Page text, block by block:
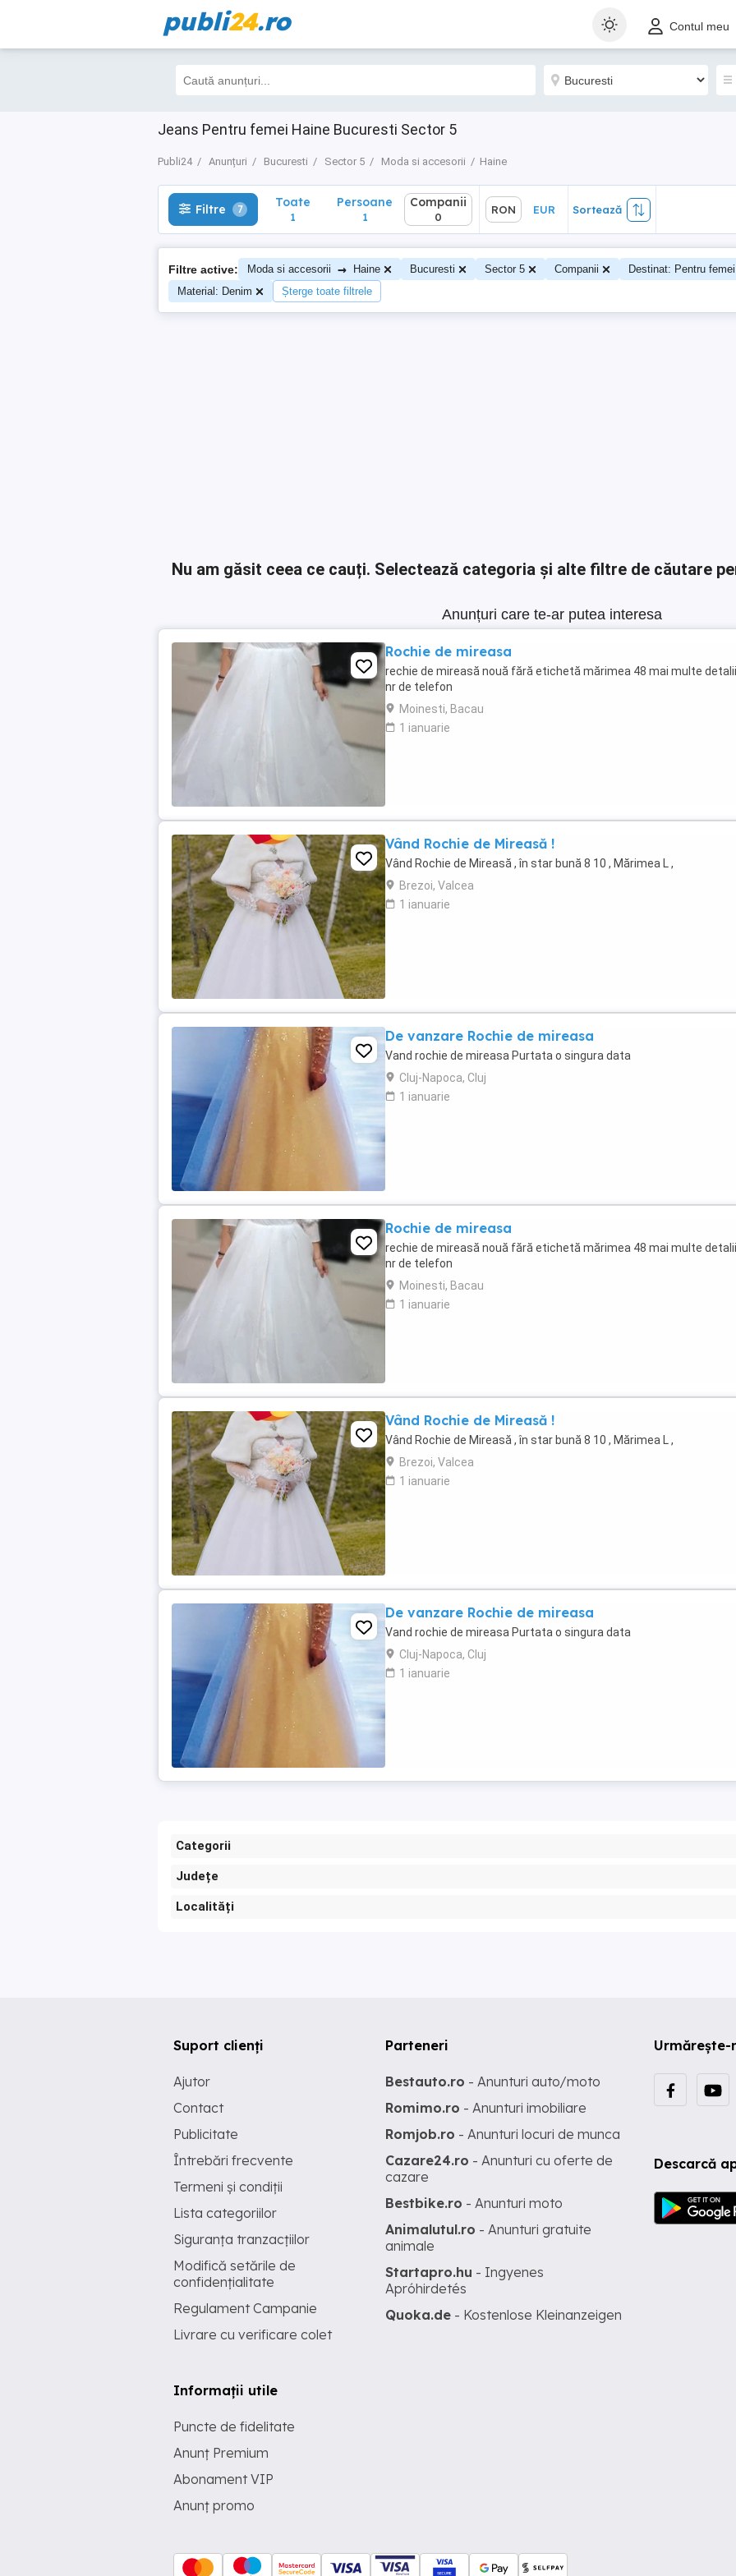
publi24.ro Contul meu
Jeans Pentru femei Haine Bucuresti Sector 5
Publi24 Anunțuri Bucuresti Sector 5 Moda si accesorii Haine
Filtre 7 Toate
1
Sortează
Filtre 7 Toate
1
Persoane
1
Companii
0
RON EUR Sortează
Filtre active: Moda si accesorii → Haine Bucuresti Sector 5 Companii
Destinat: Pentru femei
Material: Denim
Șterge toate filtrele
Nu am găsit ceea ce cauți. Selectează categoria și alte filtre de căutare
Anunțuri care te-ar putea interesa
Rochie de mireasa
rechie de mireasă nouă fără etichetă mărimea 48 mai multe
nr de telefon
Moinesti, Bacau
1 ianuarie
Vând Rochie de Mireasă !
Vând Rochie de Mireasă , în star bună 8 10 , Mărimea L ,
Brezoi, Valcea
1 ianuarie
De vanzare Rochie de mireasa
Vand rochie de mireasa Purtata o singura data
Cluj-Napoca, Cluj
1 ianuarie
Rochie de mireasa
rechie de mireasă nouă fără etichetă mărimea 48 mai multe
nr de telefon
Moinesti, Bacau
1 ianuarie
Vând Rochie de Mireasă !
Vând Rochie de Mireasă , în star bună 8 10 , Mărimea L ,
Brezoi, Valcea
1 ianuarie
De vanzare Rochie de mireasa
Vand rochie de mireasa Purtata o singura data
Cluj-Napoca, Cluj
1 ianuarie
Categorii
Județe
Localități
Urmărește-
Descarcă
Suport clienți
Ajutor
Contact
Publicitate
Întrebări frecvente
Termeni și condiții
Lista categoriilor
Siguranța tranzacțiilor
Modifică setările de
confidențialitate
Regulament Campanie
Livrare cu verificare colet
Informații utile
Puncte de fidelitate
Anunț Premium
Abonament VIP
Anunț promo
Parteneri
Bestauto.ro - Anunturi auto/moto
Romimo.ro - Anunturi imobiliare
Romjob.ro - Anunturi locuri de munca
Cazare24.ro - Anunturi cu oferte de
cazare
Bestbike.ro - Anunturi moto
Animalutul.ro - Anunturi gratuite
animale
Startapro.hu - Ingyenes
Apróhirdetés
Quoka.de - Kostenlose Kleinanzeigen